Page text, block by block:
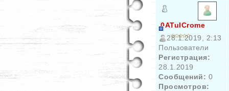
0ATulCrome
28.1.2019, 2:13
Пользователи
Регистрация:
28.1.2019
Сообщений: 0
Просмотров: